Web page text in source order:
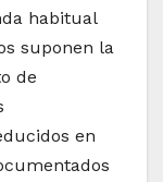
habitual
suponen la
de
en